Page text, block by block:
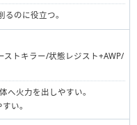
のに役立つ。
ストキラー/状態レジスト+AWP/
へ火力を出しやすい。
い。